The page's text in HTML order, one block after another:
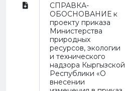
СПРАВКА-
ОБОСНОВАНИЕ к
проекту приказа
Министерства
природных
ресурсов, экологии
и технического
надзора Кыргызской
Республики «О
внесении